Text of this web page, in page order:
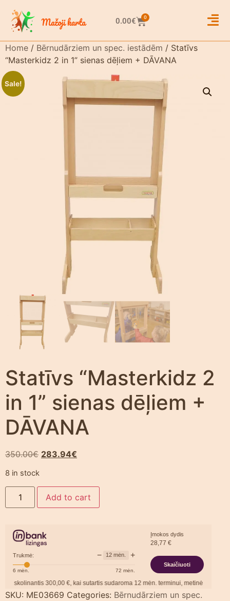
0.00€ 0
Home / Bērnudārziem un spec. iestādēm / Statīvs
“Masterkidz 2 in 1” sienas dēļiem + DĀVANA
Sale!
Statīvs “Masterkidz 2
in 1” sienas dēļiem +
DĀVANA
350.00€ 283.94€
8 in stock
Add to cart
Trukmė: − 12 mėn. +
6 mėn. 72 mėn.
Įmokos dydis
28,77 €
Skaičiuoti
300,00€, kai sutartis sudaroma12mėn. terminui, metinė palūkanų
SKU: ME03669 Categories: Bērnudārziem un spec.